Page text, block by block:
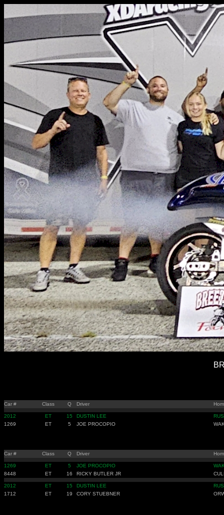
Car # Class Q Driver
2012 ET 15 DUSTIN LEE
1269
ET 5 JOE PROCOPIO
Car # Class Q Driver
1269 ET 5 JOE PROCOPIO
8448
ET 16 RICKY BUTLER JR
2012 ET 15 DUSTIN LEE
1712
ET 19 CORY STUEBNER